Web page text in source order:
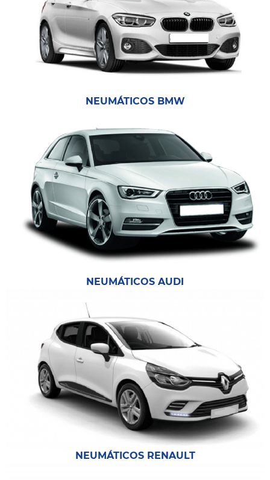
NEUMÁTICOS BMW
NEUMÁTICOS AUDI
NEUMÁTICOS RENAULT